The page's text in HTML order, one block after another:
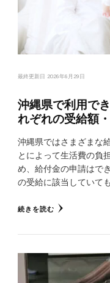
最終更新日 2026年6月29日
沖縄県で利用で
れぞれの受給額
沖縄県ではさまざまな
とによって生活費の負
め、給付金の申請はで
の受給に該当していて
続きを読む